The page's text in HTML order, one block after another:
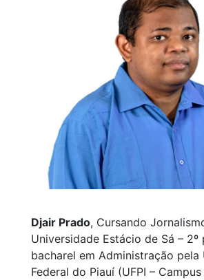
Djair Prado, Cursando
Universidade Estácio de Sá – 2º
bacharel em Administração pela
Federal do Piauí (UFPI –